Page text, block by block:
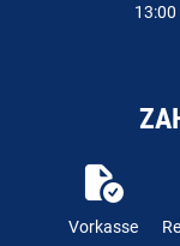
13:00
Vorkasse